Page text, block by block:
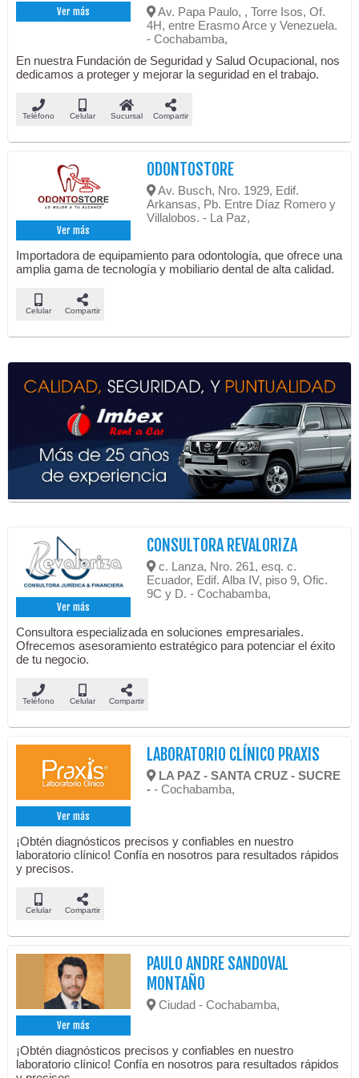
Ver más
Av. Papa Paulo, , Torre Isos, Of.
4H, entre Erasmo Arce y Venezuela.
- Cochabamba,
En nuestra Fundación de Seguridad y Salud Ocupacional, nos
dedicamos a proteger y mejorar la seguridad en el trabajo.
Teléfono Celular Sucursal Compartir
Ver más
ODONTOSTORE
Av. Busch, Nro. 1929, Edif.
Arkansas, Pb. Entre Díaz Romero y
Villalobos. - La Paz,
Importadora de equipamiento para odontología, que ofrece una
amplia gama de tecnología y mobiliario dental de alta calidad.
Celular Compartir
Ver más
CONSULTORA REVALORIZA
c. Lanza, Nro. 261, esq. c.
Ecuador, Edif. Alba IV, piso 9, Ofic.
9C y D. - Cochabamba,
Consultora especializada en soluciones empresariales.
Ofrecemos asesoramiento estratégico para potenciar el éxito
de tu negocio.
Teléfono Celular Compartir
Ver más
LABORATORIO CLÍNICO PRAXIS
LA PAZ - SANTA CRUZ - SUCRE
-- Cochabamba,
¡Obtén diagnósticos precisos y confiables en nuestro
laboratorio clínico! Confía en nosotros para resultados rápidos
y precisos.
Celular Compartir
Ver más
PAULO ANDRE SANDOVAL
MONTAÑO
Ciudad - Cochabamba,
¡Obtén diagnósticos precisos y confiables en nuestro
laboratorio clínico! Confía en nosotros para resultados rápidos